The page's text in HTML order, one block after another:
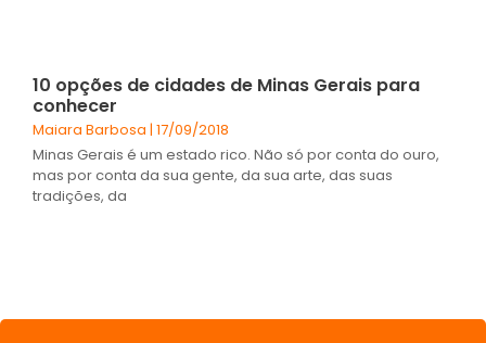
10 opções de cidades de Minas Gerais para
conhecer
Maiara Barbosa 17/09/2018
Minas Gerais é um estado rico. Não só por conta do ouro,
mas por conta da sua gente, da sua arte, das suas
tradições, da